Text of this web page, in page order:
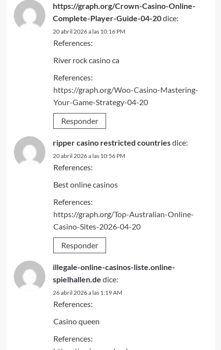
https://graph.org/Crown-Casino-Online-
Complete-Player-Guide-04-20dice:
20 abril 2026 a las 10:16 PM
References:
River rock casino ca
References:
https://graph.org/Woo-Casino-Mastering-
Your-Game-Strategy-04-20
Responder
ripper casino restricted countriesdice:
20 abril 2026 a las 10:56 PM
References:
Best online casinos
References:
https://graph.org/Top-Australian-Online-
Casino-Sites-2026-04-20
Responder
illegale-online-casinos-liste.online-
spielhallen.de dice:
26 abril 2026 a las 1:19 AM
References:
Casino queen
References: